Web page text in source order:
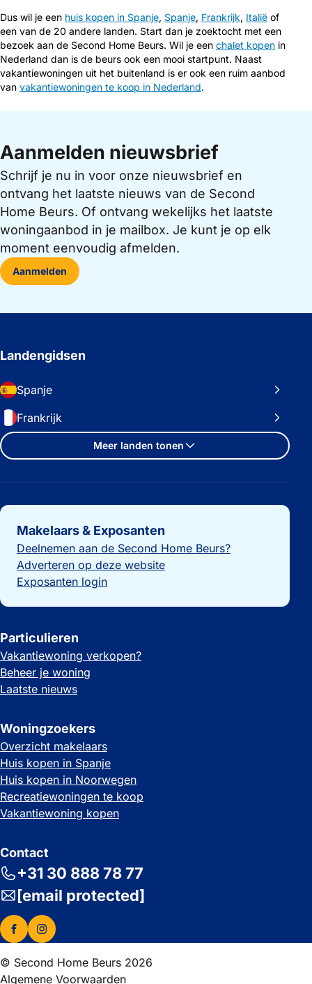
Dus wil je een huis kopen in Spanje, Spanje, Frankrijk, Italië of
een van de 20 andere landen. Start dan je zoektocht met een
bezoek aan de Second Home Beurs. Wil je een chalet kopen in
Nederland dan is de beurs ook een mooi startpunt. Naast
vakantiewoningen uit het buitenland is er ook een ruim aanbod
van vakantiewoningen te koop in Nederland.
Aanmelden nieuwsbrief
Schrijf je nu in voor onze nieuwsbrief en
ontvang het laatste nieuws van de Second
Home Beurs. Of ontvang wekelijks het laatste
woningaanbod in je mailbox. Je kunt je op elk
moment eenvoudig afmelden.
Aanmelden
Landengidsen
Spanje
Frankrijk
Meer landen tonen
Belangrijke links
Makelaars & Exposanten
Deelnemen aan de Second Home Beurs?
Adverteren op deze website
Exposanten login
Particulieren
Vakantiewoning verkopen?
Beheer je woning
Laatste nieuws
Woningzoekers
Overzicht makelaars
Huis kopen in Spanje
Huis kopen in Noorwegen
Recreatiewoningen te koop
Vakantiewoning kopen
Contact
+31 30 888 78 77
[email protected]
© Second Home Beurs 2026
Algemene Voorwaarden